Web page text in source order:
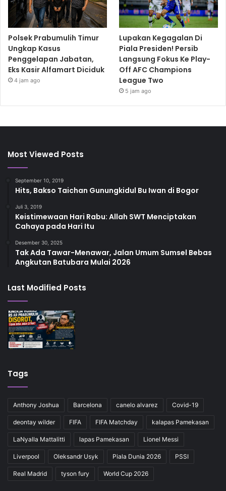
Polsek Prabumulih Timur
Ungkap Kasus
Penggelapan Jabatan,
Eks Kasir Alfamart Diciduk
4 jam ago
Lupakan Kegagalan Di
Piala Presiden! Persib
Langsung Fokus Ke Play-
Off AFC Champions
League Two
5 jam ago
Most Viewed Posts
September 10, 2019
Hits, Bakso Taichan Gunungkidul Bu Iwan di Bogor
Juli 3, 2019
Keistimewaan Hari Rabu: Allah SWT Menciptakan
Cahaya pada Hari Itu
Desember 30, 2025
Tak Ada Tawar-Menawar, Jalan Umum Sumsel Bebas
Angkutan Batubara Mulai 2026
Last Modified Posts
Tags
Anthony Joshua Barcelona canelo alvarez Covid-19
deontay wilder FIFA FIFA Matchday kalapas Pamekasan
LaNyalla Mattalitti lapas Pamekasan Lionel Messi
Liverpool Oleksandr Usyk Piala Dunia 2026 PSSI
Real Madrid tyson fury World Cup 2026